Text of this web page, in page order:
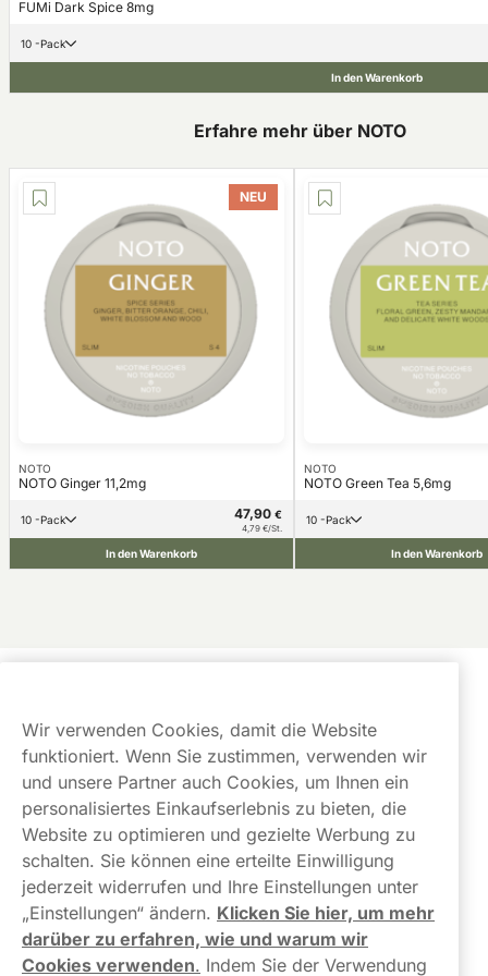
FUMi Dark Spice 8mg
10 -Pack
In den Warenkorb
Erfahre mehr über NOTO
NEU
NOTO
NOTO Ginger 11,2mg
10 -Pack 47,90 €
4,79 €/St.
In den Warenkorb
NOTO
NOTO Green Tea 5,6mg
10 -Pack
In den Warenkorb
Kontaktiere uns!
Links
Über uns
Wir verwenden Cookies, damit die Website
funktioniert. Wenn Sie zustimmen, verwenden wir
und unsere Partner auch Cookies, um Ihnen ein
personalisiertes Einkaufserlebnis zu bieten, die
Website zu optimieren und gezielte Werbung zu
schalten. Sie können eine erteilte Einwilligung
jederzeit widerrufen und Ihre Einstellungen unter
„Einstellungen“ ändern. Klicken Sie hier, um mehr
darüber zu erfahren, wie und warum wir
Cookies verwenden. Indem Sie der Verwendung